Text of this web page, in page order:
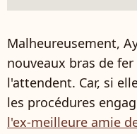
Malheureusement,
nouveaux bras de
l'attendent. Car, si
les procédures
l'ex-meilleure amie